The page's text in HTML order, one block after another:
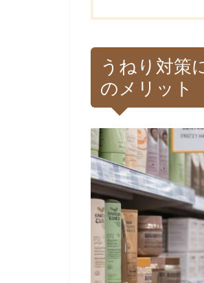
うねり対策
のメリット